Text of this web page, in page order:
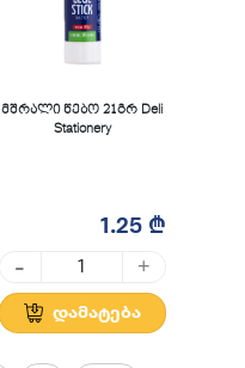
მშრალი წებო 21გრ Deli
Stationery
1.25 ₾
- +
დამატება